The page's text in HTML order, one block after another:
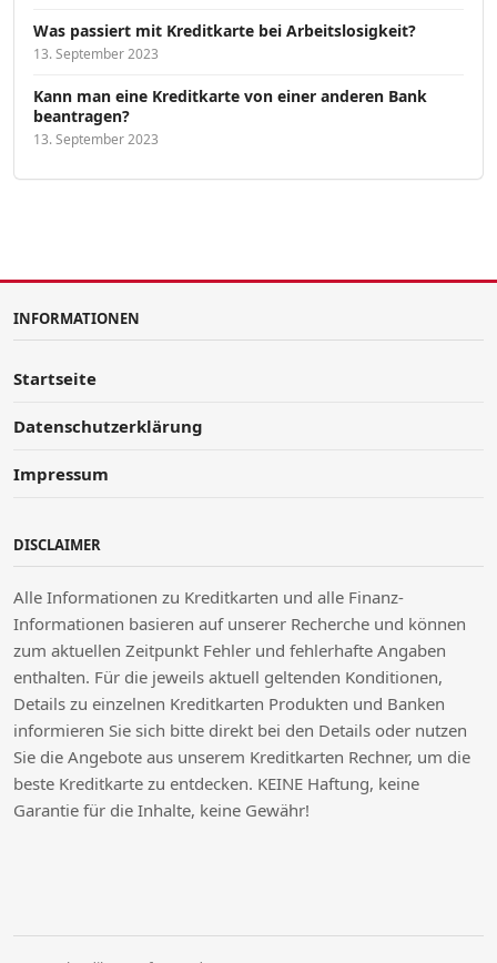
Was passiert mit Kreditkarte bei Arbeitslosigkeit?
13. September 2023
Kann man eine Kreditkarte von einer anderen Bank
beantragen?
13. September 2023
INFORMATIONEN
Startseite
Datenschutzerklärung
Impressum
DISCLAIMER
Alle Informationen zu Kreditkarten und alle Finanz-
Informationen basieren auf unserer Recherche und können
zum aktuellen Zeitpunkt Fehler und fehlerhafte Angaben
enthalten. Für die jeweils aktuell geltenden Konditionen,
Details zu einzelnen Kreditkarten Produkten und Banken
informieren Sie sich bitte direkt bei den Details oder nutzen
Sie die Angebote aus unserem Kreditkarten Rechner, um die
beste Kreditkarte zu entdecken. KEINE Haftung, keine
Garantie für die Inhalte, keine Gewähr!